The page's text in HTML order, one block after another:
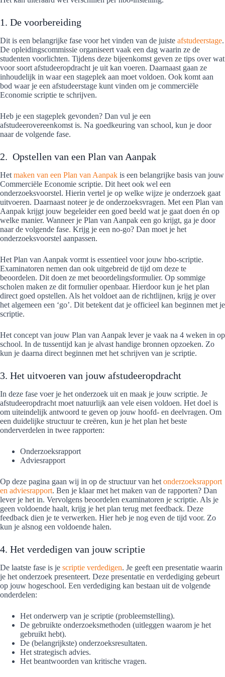
1. De voorbereiding
Dit is een belangrijke fase voor het vinden van de juiste afstudeerstage.
De opleidingscommissie organiseert vaak een dag waarin ze de
studenten voorlichten. Tijdens deze bijeenkomst geven ze tips over wat
voor soort afstudeeropdracht je uit kan voeren. Daarnaast gaan ze
inhoudelijk in waar een stageplek aan moet voldoen. Ook komt aan
bod waar je een afstudeerstage kunt vinden om je commerciële
Economie scriptie te schrijven.
Heb je een stageplek gevonden? Dan vul je een
afstudeerovereenkomst is. Na goedkeuring van school, kun je door
naar de volgende fase.
2. Opstellen van een Plan van Aanpak
Het maken van een Plan van Aanpak is een belangrijke basis van jouw
Commerciële Economie scriptie. Dit heet ook wel een
onderzoeksvoorstel. Hierin vertel je op welke wijze je onderzoek gaat
uitvoeren. Daarnaast noteer je de onderzoeksvragen. Met een Plan van
Aanpak krijgt jouw begeleider een goed beeld wat je gaat doen én op
welke manier. Wanneer je Plan van Aanpak een go krijgt, ga je door
naar de volgende fase. Krijg je een no-go? Dan moet je het
onderzoeksvoorstel aanpassen.
Het Plan van Aanpak vormt is essentieel voor jouw hbo-scriptie.
Examinatoren nemen dan ook uitgebreid de tijd om deze te
beoordelen. Dit doen ze met beoordelingsformulier. Op sommige
scholen maken ze dit formulier openbaar. Hierdoor kun je het plan
direct goed opstellen. Als het voldoet aan de richtlijnen, krijg je over
het algemeen een ‘go’. Dit betekent dat je officieel kan beginnen met je
scriptie.
Het concept van jouw Plan van Aanpak lever je vaak na 4 weken in op
school. In de tussentijd kan je alvast handige bronnen opzoeken. Zo
kun je daarna direct beginnen met het schrijven van je scriptie.
3. Het uitvoeren van jouw afstudeeropdracht
In deze fase voer je het onderzoek uit en maak je jouw scriptie. Je
afstudeeropdracht moet natuurlijk aan vele eisen voldoen. Het doel is
om uiteindelijk antwoord te geven op jouw hoofd- en deelvragen. Om
een duidelijke structuur te creëren, kun je het plan het beste
onderverdelen in twee rapporten:
Onderzoeksrapport
Adviesrapport
Op deze pagina gaan wij in op de structuur van het onderzoeksrapport
en adviesrapport. Ben je klaar met het maken van de rapporten? Dan
lever je het in. Vervolgens beoordelen examinatoren je scriptie. Als je
geen voldoende haalt, krijg je het plan terug met feedback. Deze
feedback dien je te verwerken. Hier heb je nog even de tijd voor. Zo
kun je alsnog een voldoende halen.
4. Het verdedigen van jouw scriptie
De laatste fase is je scriptie verdedigen. Je geeft een presentatie waarin
je het onderzoek presenteert. Deze presentatie en verdediging gebeurt
op jouw hogeschool. Een verdediging kan bestaan uit de volgende
onderdelen:
Het onderwerp van je scriptie (probleemstelling).
De gebruikte onderzoeksmethoden (uitleggen waarom je het
gebruikt hebt).
De (belangrijkste) onderzoeksresultaten.
Het strategisch advies.
Het beantwoorden van kritische vragen.